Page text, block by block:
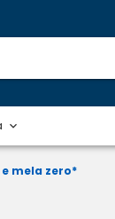
mela zero*